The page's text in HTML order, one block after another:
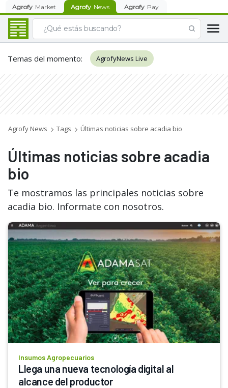
Agrofy Market Agrofy News Agrofy Pay
Temas del momento: AgrofyNews Live
Agrofy News Tags Últimas noticias sobre acadia bio
Últimas noticias sobre acadia
bio
Te mostramos las principales noticias sobre
acadia bio. Informate con nosotros.
Insumos Agropecuarios
Llega una nueva tecnología digital al
alcance del productor